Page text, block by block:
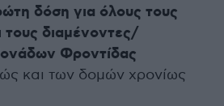
δόση για όλους τους
τους διαμένοντες/
Φροντίδας
και των δομών χρονίως